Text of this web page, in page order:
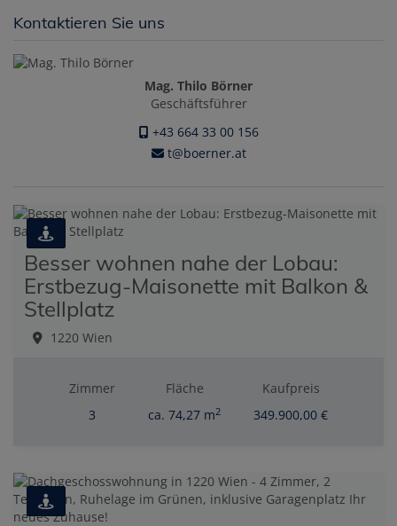
Kontaktieren Sie uns
Mag. Thilo Börner
Geschäftsführer
+43 664 33 00 156
t@boerner.at
Besser wohnen nahe der Lobau:
Erstbezug-Maisonette mit Balkon &
Stellplatz
1220 Wien
Zimmer
3
Fläche
ca. 74,27 m2
Kaufpreis
349.900,00 €